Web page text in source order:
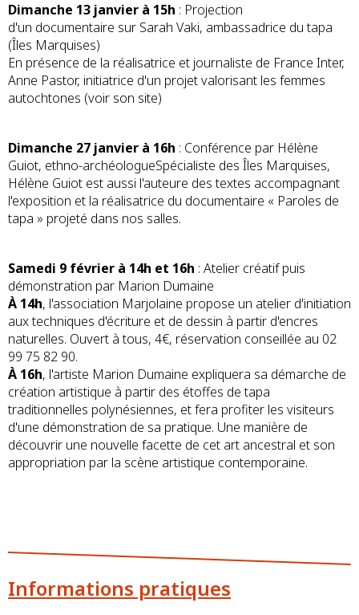
Dimanche 13 janvier à 15h : Projection
d'un documentaire sur Sarah Vaki, ambassadrice du tapa
(Îles Marquises)
En présence de la réalisatrice et journaliste de France Inter,
Anne Pastor, initiatrice d'un projet valorisant les femmes
autochtones (voir son site)
Dimanche 27 janvier à 16h : Conférence par Hélène
Guiot, ethno-archéologueSpécialiste des Îles Marquises,
Hélène Guiot est aussi l'auteure des textes accompagnant
l'exposition et la réalisatrice du documentaire « Paroles de
tapa » projeté dans nos salles.
Samedi 9 février à 14h et 16h : Atelier créatif puis
démonstration par Marion Dumaine
À 14h, l'association Marjolaine propose un atelier d'initiation
aux techniques d'écriture et de dessin à partir d'encres
naturelles. Ouvert à tous, 4€, réservation conseillée au 02
99 75 82 90.
À 16h, l'artiste Marion Dumaine expliquera sa démarche de
création artistique à partir des étoffes de tapa
traditionnelles polynésiennes, et fera profiter les visiteurs
d'une démonstration de sa pratique. Une manière de
découvrir une nouvelle facette de cet art ancestral et son
appropriation par la scène artistique contemporaine.
Informations pratiques